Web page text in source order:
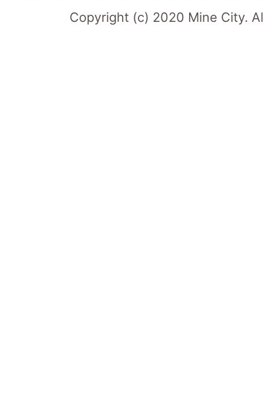
Copyright (c) 2020 Mine City.